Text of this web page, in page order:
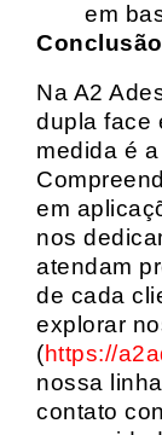
em
Na A2
dupla face
medida é
em
nos
atendam
de cada
explorar
(https://
nossa
contato